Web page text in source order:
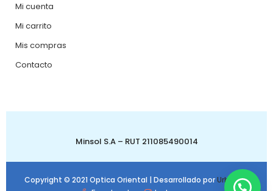
Mi cuenta
Mi carrito
Mis compras
Contacto
Minsol S.A – RUT 211085490014
Copyright © 2021 Optica Oriental | Desarrollado porUrbanbit